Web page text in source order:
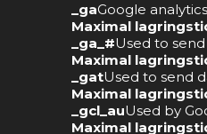
_gaGoogle
Maximal
_ga_#Used to
Maximal
_gatUsed to send
Maximal
_gcl_auUsed by
Maximal